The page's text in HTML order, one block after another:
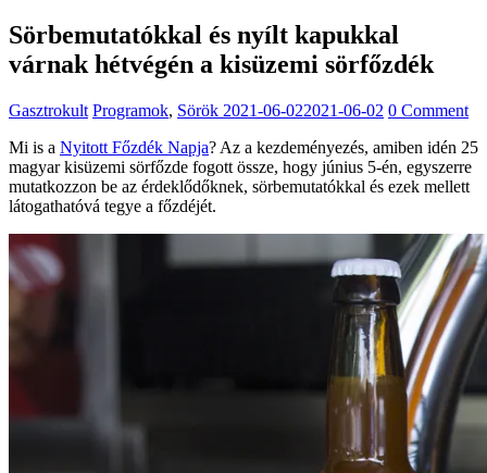
Sörbemutatókkal és nyílt kapukkal
várnak hétvégén a kisüzemi sörfőzdék
Gasztrokult Programok, Sörök 2021-06-022021-06-02 0 Comment
Mi is a Nyitott Főzdék Napja? Az a kezdeményezés, amiben idén 25
magyar kisüzemi sörfőzde fogott össze, hogy június 5-én, egyszerre
mutatkozzon be az érdeklődőknek, sörbemutatókkal és ezek mellett
látogathatóvá tegye a főzdéjét.